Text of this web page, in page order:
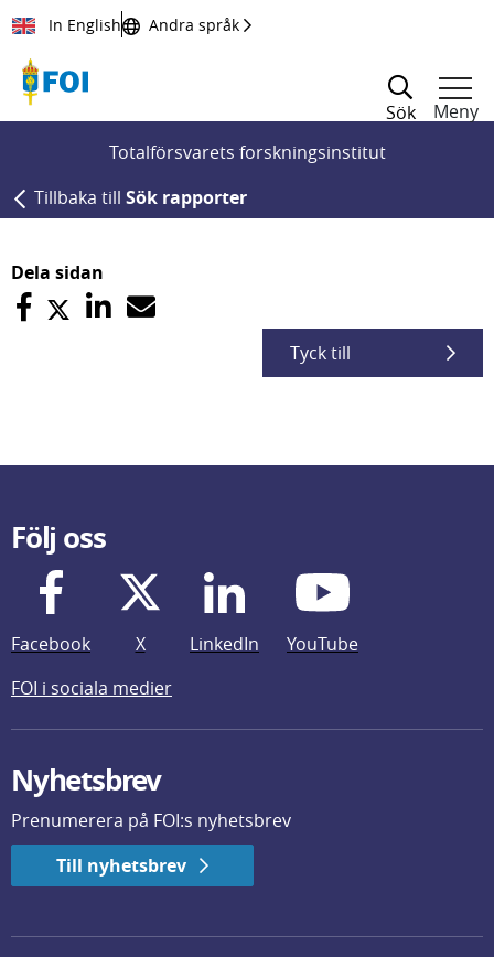
Till innehållet
In English Andra språk
Sök
Meny
Totalförsvarets forskningsinstitut
Tillbaka till Sök rapporter
Dela sidan
Tyck till
Följ oss
Facebook X LinkedIn
YouTube
FOI i sociala medier
Nyhetsbrev
Prenumerera på FOI:s nyhetsbrev
Till nyhetsbrev